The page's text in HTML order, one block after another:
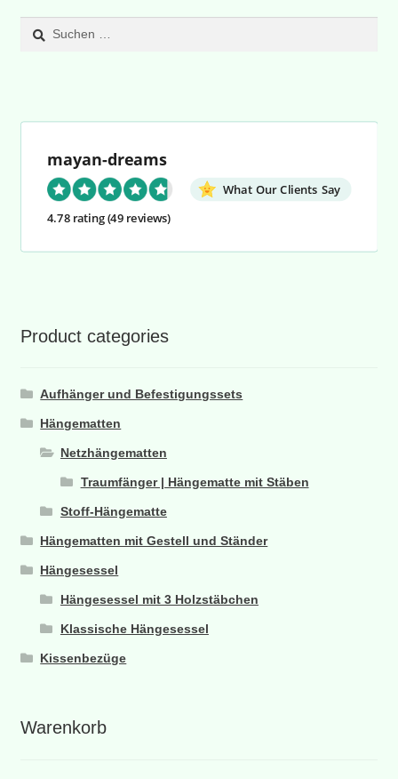
Suchen
nach:
mayan-dreams
What Our Clients Say
4.78 rating (49 reviews)
Product categories
Aufhänger und Befestigungssets
Hängematten
Netzhängematten
Traumfänger | Hängematte mit Stäben
Stoff-Hängematte
Hängematten mit Gestell und Ständer
Hängesessel
Hängesessel mit 3 Holzstäbchen
Klassische Hängesessel
Kissenbezüge
Warenkorb